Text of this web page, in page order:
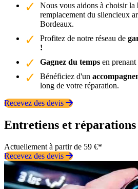
Nous vous aidons à choisir la
remplacement du silencieux
Bordeaux.
Profitez de notre réseau de
!
Gagnez du temps en
Bénéficiez d'un
long de votre réparation.
Recevez des devis
Entretiens et
Actuellement à partir de 59 €*
Recevez des devis